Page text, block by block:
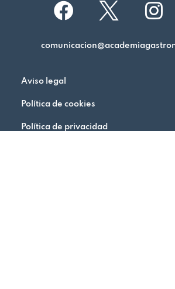
Aviso legal
Política de cookies
Política de privacidad